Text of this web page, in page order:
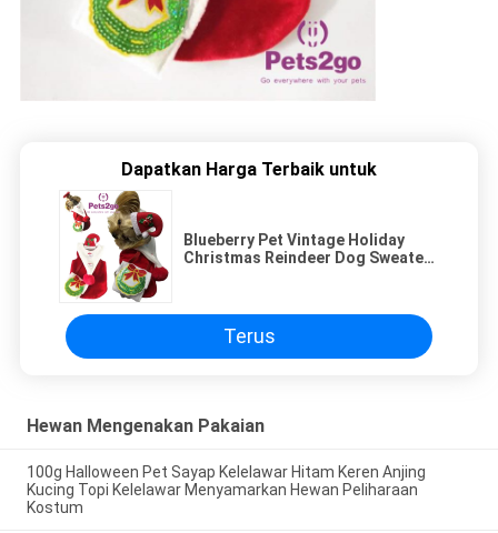
Dapatkan Harga Terbaik untuk
Blueberry Pet Vintage Holiday
Christmas Reindeer Dog Sweater
Selimut Tersedia
Terus
Hewan Mengenakan Pakaian
100g Halloween Pet Sayap Kelelawar Hitam Keren Anjing
Kucing Topi Kelelawar Menyamarkan Hewan Peliharaan
Kostum